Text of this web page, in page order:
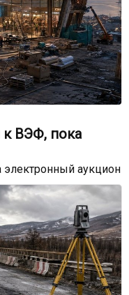
к ВЭФ, пока
электронный аукцион